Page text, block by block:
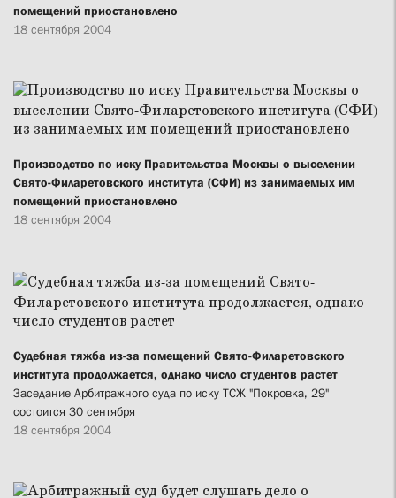
помещений приостановлено
18 сентября 2004
Производство по иску Правительства Москвы о выселении
Свято-Филаретовского института (СФИ) из занимаемых им
помещений приостановлено
18 сентября 2004
Судебная тяжба из-за помещений Свято-Филаретовского
института продолжается, однако число студентов растет
Заседание Арбитражного суда по иску ТСЖ "Покровка, 29"
состоится 30 сентября
18 сентября 2004